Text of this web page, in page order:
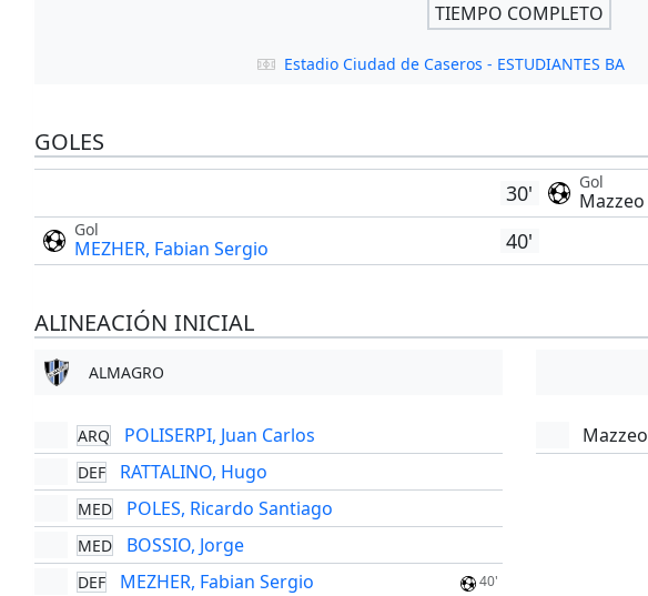
TIEMPO COMPLETO
Estadio Ciudad de Caseros - ESTUDIANTES BA
GOLES
30' Gol
Mazzeo
Gol
MEZHER, Fabian Sergio 40'
ALINEACIÓN INICIAL
ALMAGRO
ARQ POLISERPI, Juan Carlos
DEF RATTALINO, Hugo
MED POLES, Ricardo Santiago
MED BOSSIO, Jorge
DEF MEZHER, Fabian Sergio 40'
Mazzeo